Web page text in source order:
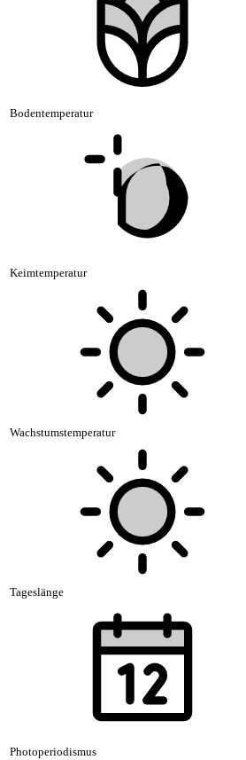
Bodentemperatur
Keimtemperatur
Wachstumstemperatur
Tageslänge
Photoperiodismus